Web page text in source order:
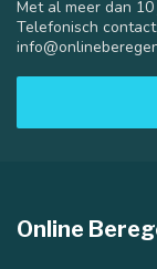
Met al meer dan
Telefonisch
Online